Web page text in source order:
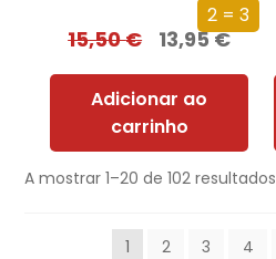
2 = 3
15,50€ 13,95€
Adicionar ao
carrinho
A mostrar 1–20 de 102 resultados
1 2 3 4